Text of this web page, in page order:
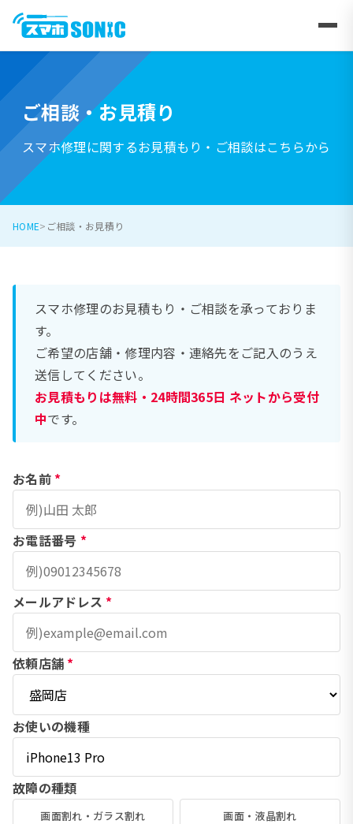
ご相談・お見積り
スマホ修理に関するお見積もり・ご相談はこちらから
HOME ご相談・お見積り
スマホ修理のお見積もり・ご相談を承っておりま
す。
ご希望の店舗・修理内容・連絡先をご記入のうえ
送信してください。
お見積もりは無料・24時間365日 ネットから受付
中です。
お名前 *
お電話番号 *
メールアドレス *
依頼店舗 *
お使いの機種
故障の種類
画面割れ・ガラス割れ 画面・液晶割れ